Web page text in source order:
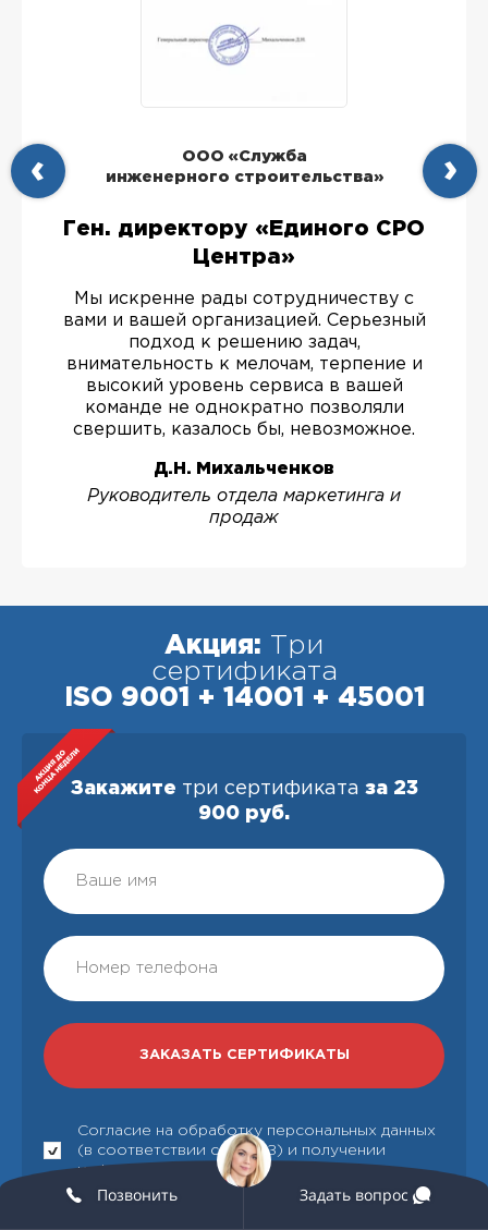
ООО «Служба
инженерного строительства»
Ген. директору «Единого СРО
Центра»
Мы искренне рады сотрудничеству с
вами и вашей организацией. Серьезный
подход к решению задач,
внимательность к мелочам, терпение и
высокий уровень сервиса в вашей
команде не однократно позволяли
свершить, казалось бы, невозможное.
Д.Н. Михальченков
Руководитель отдела маркетинга и
продаж
Акция: Три
сертификата
ISO 9001 + 14001 + 45001
Закажите три сертификата за 23
900 руб.
Согласие на обработку персональных данных
(в соответствии с 152-ФЗ) и получении
информационных писем
Позвонить Задать вопрос